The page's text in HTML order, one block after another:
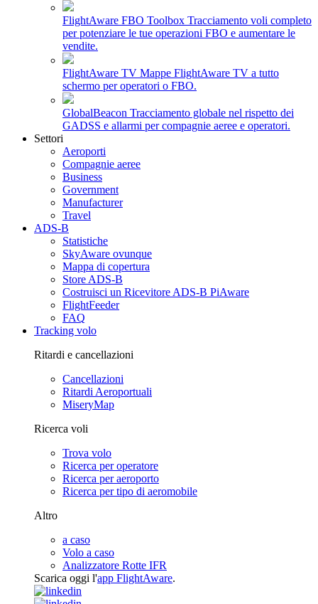
FlightAware FBO Toolbox Tracciamento voli completo
per potenziare le tue operazioni FBO e aumentare le
vendite.
FlightAware TV Mappe FlightAware TV a tutto
schermo per operatori o FBO.
GlobalBeacon Tracciamento globale nel rispetto dei
GADSS e allarmi per compagnie aeree e operatori.
Settori
Aeroporti
Compagnie aeree
Business
Government
Manufacturer
Travel
ADS-B
Statistiche
SkyAware ovunque
Mappa di copertura
Store ADS-B
Costruisci un Ricevitore ADS-B PiAware
FlightFeeder
FAQ
Tracking volo
Ritardi e cancellazioni
Cancellazioni
Ritardi Aeroportuali
MiseryMap
Ricerca voli
Trova volo
Ricerca per operatore
Ricerca per aeroporto
Ricerca per tipo di aeromobile
Altro
a caso
Volo a caso
Analizzatore Rotte IFR
Scarica oggi l'app FlightAware.